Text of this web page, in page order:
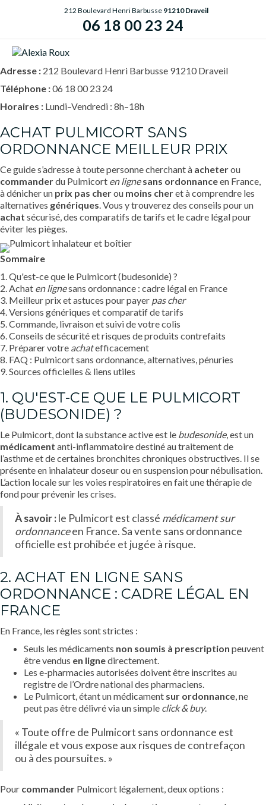
212 Boulevard Henri Barbusse 91210 Draveil
06 18 00 23 24
Adresse : 212 Boulevard Henri Barbusse 91210 Draveil
Téléphone :06 18 00 23 24
Horaires : Lundi–Vendredi : 8h–18h
ACHAT PULMICORT SANS
ORDONNANCE MEILLEUR PRIX
Ce guide s’adresse à toute personne cherchant à acheterou
commanderdu Pulmicort en ligne sans ordonnanceen France,
à dénicher un prix pas cherou moins cheret à comprendre les
alternatives génériques. Vous y trouverez des conseils pour un
achat sécurisé, des comparatifs de tarifs et le cadre légal pour
éviter les pièges.
Sommaire
1. Qu'est-ce que le Pulmicort (budesonide) ?
2. Achat en lignesans ordonnance : cadre légal en France
3. Meilleur prix et astuces pour payer pas cher
4. Versions génériques et comparatif de tarifs
5. Commande, livraison et suivi de votre colis
6. Conseils de sécurité et risques de produits contrefaits
7. Préparer votre achatefficacement
8. FAQ : Pulmicort sans ordonnance, alternatives, pénuries
9. Sources officielles & liens utiles
1. QU'EST-CE QUE LE PULMICORT
(BUDESONIDE) ?
Le Pulmicort, dont la substance active est le budesonide, est un
médicament anti-inflammatoire destiné au traitement de
l’asthme et de certaines bronchites chroniques obstructives. Il se
présente en inhalateur doseur ou en suspension pour nébulisation.
L’action locale sur les voies respiratoires en fait une thérapie de
fond pour prévenir les crises.
À savoir :le Pulmicort est classé médicament sur
ordonnanceen France. Sa vente sans ordonnance
officielle est prohibée et jugée à risque.
2. ACHAT EN LIGNE SANS
ORDONNANCE : CADRE LÉGAL EN
FRANCE
En France, les règles sont strictes :
Seuls les médicaments non soumis à prescription peuvent
être vendus en lignedirectement.
Les e-pharmacies autorisées doivent être inscrites au
registre de l’Ordre national des pharmaciens.
Le Pulmicort, étant un médicament sur ordonnance, ne
peut pas être délivré via un simple click & buy.
« Toute offre de Pulmicort sans ordonnance est
illégale et vous expose aux risques de contrefaçon
ou à des poursuites. »
Pour commander Pulmicort légalement, deux options :